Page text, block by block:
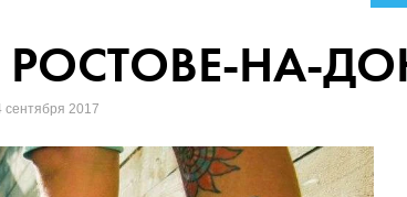
НА-
сентября 2017